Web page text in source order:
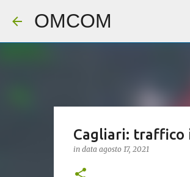
OMCOM
Cagliari: traffico
in data agosto 17, 2021